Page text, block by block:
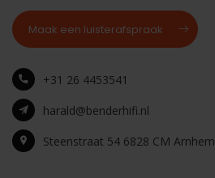
Maak een luisterafspraak
+31 26 4453541
harald@benderhifi.nl
Steenstraat 54 6828 CM Arnhem